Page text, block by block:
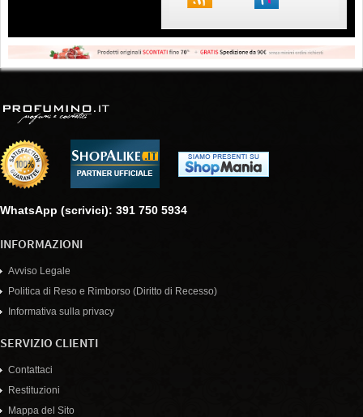
WhatsApp (scrivici): 391 750 5934
INFORMAZIONI
Avviso Legale
Politica di Reso e Rimborso (Diritto di Recesso)
Informativa sulla privacy
SERVIZIO CLIENTI
Contattaci
Restituzioni
Mappa del Sito